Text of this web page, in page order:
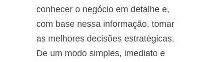
conhecer o negócio em detalhe e,
com base nessa informação, tomar
as melhores decisões estratégicas.
De um modo simples, imediato e